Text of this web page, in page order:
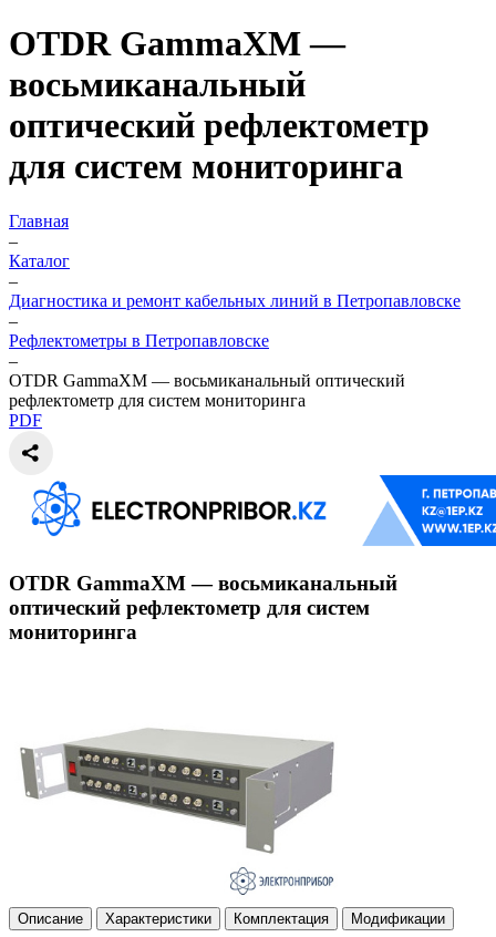
OTDR GammaXM —
восьмиканальный
оптический рефлектометр
для систем мониторинга
Главная
–
Каталог
–
Диагностика и ремонт кабельных линий в Петропавловске
–
Рефлектометры в Петропавловске
–
OTDR GammaXM — восьмиканальный оптический
рефлектометр для систем мониторинга
PDF
OTDR GammaXM — восьмиканальный
оптический рефлектометр для систем
мониторинга
Описание Характеристики Комплектация Модификации